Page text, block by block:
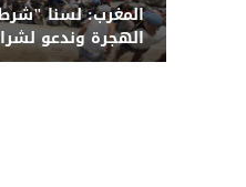
المغرب: لسنا
الهجرة وندعو